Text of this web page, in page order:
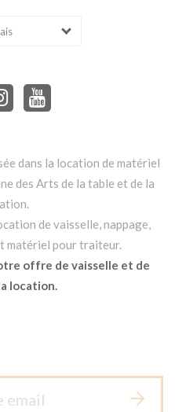
dans la location de matériel
des Arts de la table et de la
de vaisselle, nappage,
matériel pour traiteur.
offre de vaisselle et de
location.